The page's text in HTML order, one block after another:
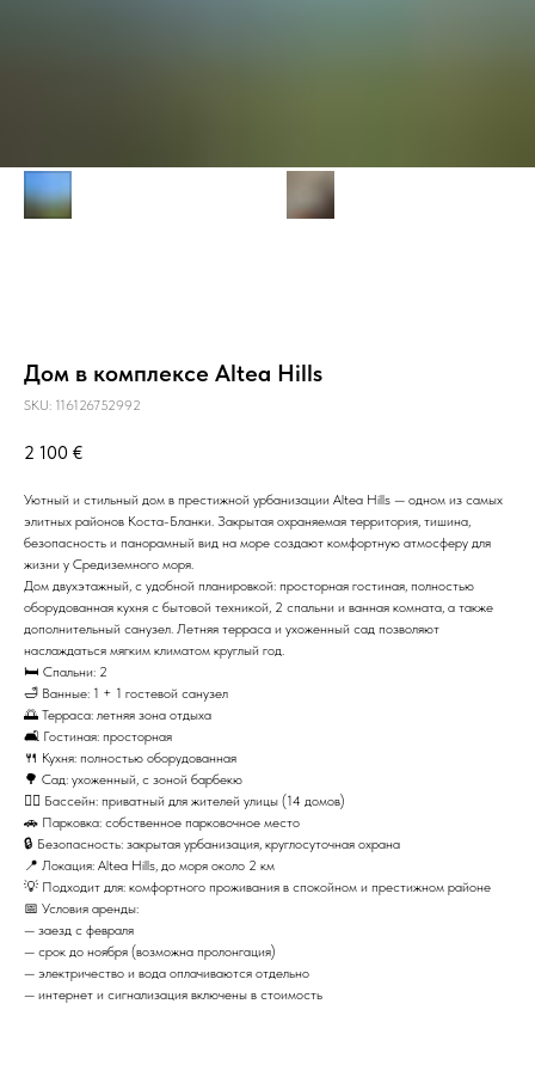
Дом в комплексе Altea Hills
SKU: 116126752992
2 100 €
Уютный и стильный дом в престижной урбанизации Altea Hills — одном из самых
элитных районов Коста-Бланки. Закрытая охраняемая территория, тишина,
безопасность и панорамный вид на море создают комфортную атмосферу для
жизни у Средиземного моря.
Дом двухэтажный, с удобной планировкой: просторная гостиная, полностью
оборудованная кухня с бытовой техникой, 2 спальни и ванная комната, а также
дополнительный санузел. Летняя терраса и ухоженный сад позволяют
наслаждаться мягким климатом круглый год.
🛏 Спальни: 2
🛁 Ванные: 1 + 1 гостевой санузел
🌅 Терраса: летняя зона отдыха
🛋 Гостиная: просторная
🍴 Кухня: полностью оборудованная
🌳 Сад: ухоженный, с зоной барбекю
🏊‍♂️ Бассейн: приватный для жителей улицы (14 домов)
🚗 Парковка: собственное парковочное место
🔒 Безопасность: закрытая урбанизация, круглосуточная охрана
📍 Локация: Altea Hills, до моря около 2 км
💡 Подходит для: комфортного проживания в спокойном и престижном районе
📅 Условия аренды:
— заезд с февраля
— срок до ноября (возможна пролонгация)
— электричество и вода оплачиваются отдельно
— интернет и сигнализация включены в стоимость